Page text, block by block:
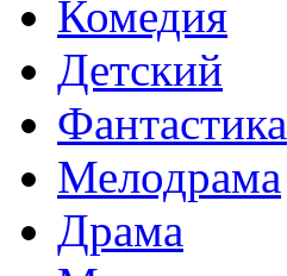
Комедия
Детский
Фантастика
Мелодрама
Драма